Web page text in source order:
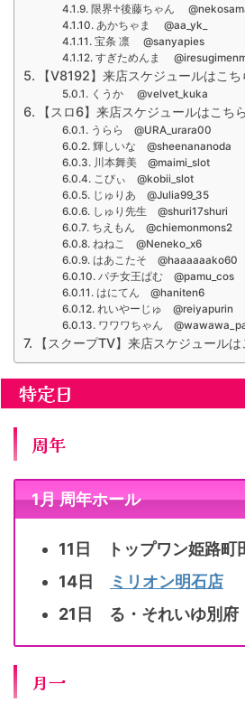
限界♱後藤ちゃん
あかちゃま @aa_yk_
宝条 凛 @sanyapies
すぎためんま
【V8192】来店スケジュールはこち
くうか @velvet_kuka
【スロ6】来店スケジュールはこちら
うらら @URA_urara00
輝しいな @sheenananoda
川本舞美 @maimi_slot
こびぃ @kobii_slot
じゅりあ @Julia99_35
しゅり先生 @shuri17shuri
ちえもん @chiemonmons2
ねねこ @Neneko_x6
はあこたそ @haaaaaako60
パチ女王ぱむ @pamu_cos
はにてん @haniten6
れいやーじゅ @reiyapurin
ワワワちゃん
【スクープTV】来店スケジュールは
特定日
周年
1月 周年ホール
11日 トップワン姫路町
14日
ミリオン明石店
21日 る・それいゆ別府
月一